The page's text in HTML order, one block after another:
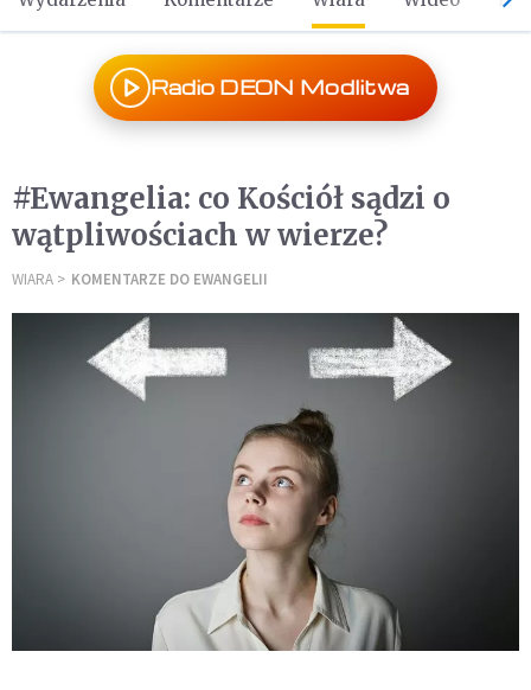
Radio DEON Modlitwa
#Ewangelia: co Kościół sądzi o
wątpliwościach w wierze?
WIARA KOMENTARZE DO EWANGELII